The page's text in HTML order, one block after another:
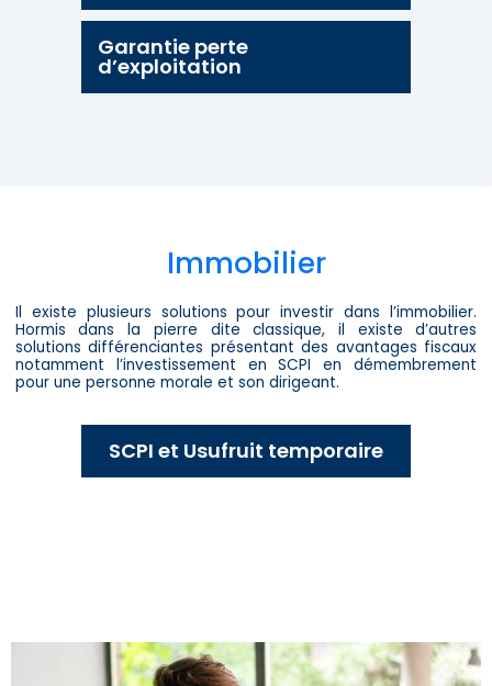
Garantie perte
d’exploitation
Immobilier
Il existe plusieurs solutions pour investir dans l’immobilier.
Hormis dans la pierre dite classique, il existe d’autres
solutions différenciantes présentant des avantages fiscaux
notamment l’investissement en SCPI en démembrement
pour une personne morale et son dirigeant.
SCPI et Usufruit temporaire